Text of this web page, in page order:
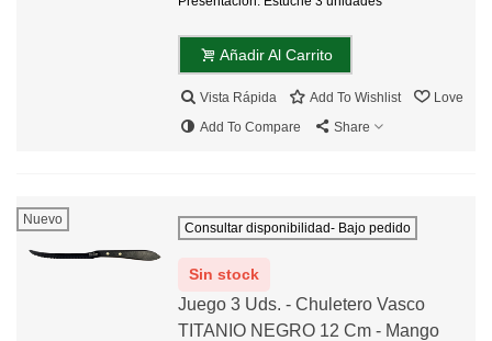
Añadir Al Carrito
Vista Rápida Add To Wishlist
Love
Add To Compare
Share
Nuevo
Consultar disponibilidad- Bajo pedido
Sin stock
Juego 3 Uds. - Chuletero Vasco
TITANIO NEGRO 12 Cm - Mango